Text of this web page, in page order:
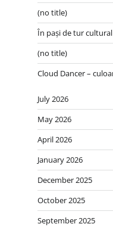
(no title)
În pași de tur
(no title)
Cloud Dancer –
July 2026
May 2026
April 2026
January 2026
December 2025
October 2025
September 2025